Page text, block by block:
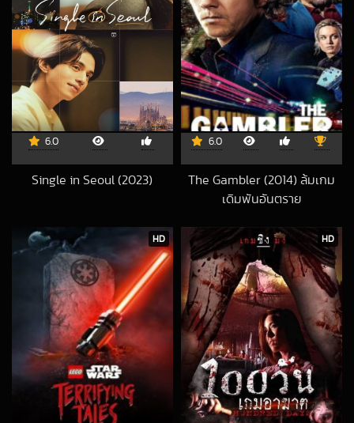
6.0
Single in Seoul (2023)
6.0
The Gambler (2014) ล้มเกม
เดิมพันอันตราย
HD HD